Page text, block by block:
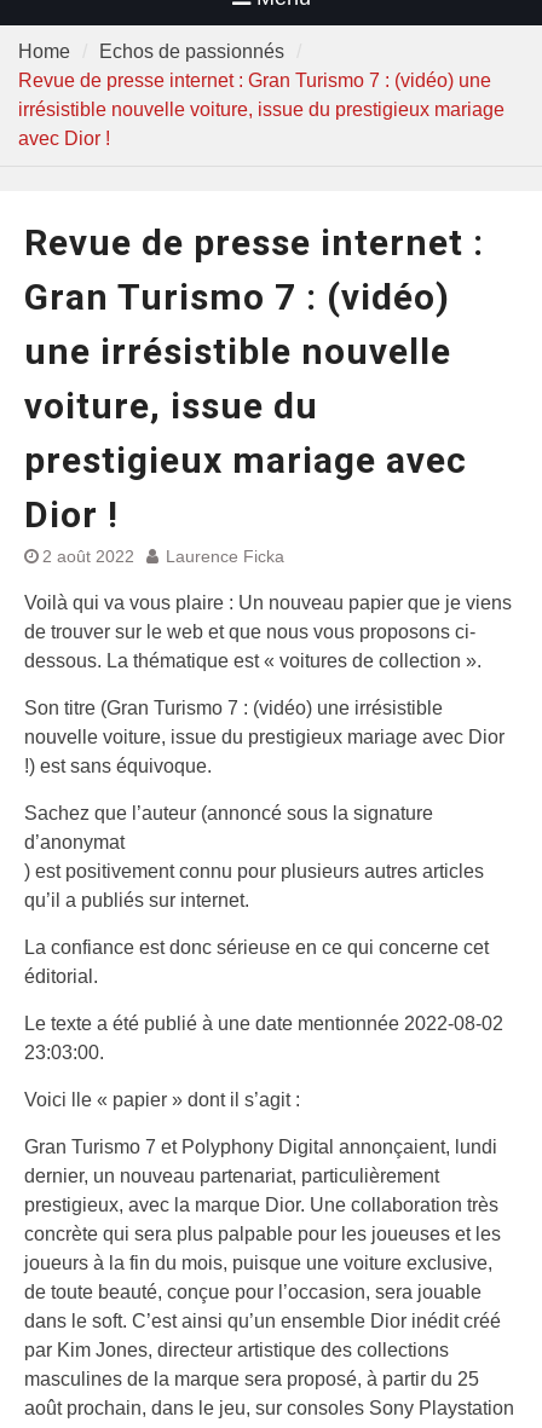
Home
Echos de passionnés
Revue de presse internet : Gran Turismo 7 : (vidéo) une
irrésistible nouvelle voiture, issue du prestigieux mariage
avec Dior !
Revue de presse internet :
Gran Turismo 7 : (vidéo)
une irrésistible nouvelle
voiture, issue du
prestigieux mariage avec
Dior !
2 août 2022 Laurence Ficka
Voilà qui va vous plaire : Un nouveau papier que je viens
de trouver sur le web et que nous vous proposons ci-
dessous. La thématique est « voitures de collection ».
Son titre (Gran Turismo 7 : (vidéo) une irrésistible
nouvelle voiture, issue du prestigieux mariage avec Dior
!) est sans équivoque.
Sachez que l’auteur (annoncé sous la signature
d’anonymat
) est positivement connu pour plusieurs autres articles
qu’il a publiés sur internet.
La confiance est donc sérieuse en ce qui concerne cet
éditorial.
Le texte a été publié à une date mentionnée 2022-08-02
23:03:00.
Voici lle « papier » dont il s’agit :
Gran Turismo 7 et Polyphony Digital annonçaient, lundi
dernier, un nouveau partenariat, particulièrement
prestigieux, avec la marque Dior. Une collaboration très
concrète qui sera plus palpable pour les joueuses et les
joueurs à la fin du mois, puisque une voiture exclusive,
de toute beauté, conçue pour l’occasion, sera jouable
dans le soft. C’est ainsi qu’un ensemble Dior inédit créé
par Kim Jones, directeur artistique des collections
masculines de la marque sera proposé, à partir du 25
août prochain, dans le jeu, sur consoles Sony Playstation